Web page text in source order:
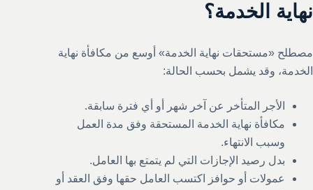
نهاية الخدمة؟
مصطلح «مستحقات نهاية الخدمة» أوسع من مكافأة نهاية
الخدمة، وقد يشمل بحسب الحالة:
الأجر المتأخر عن آخر شهر أو أي فترة سابقة.
مكافأة نهاية الخدمة المستحقة وفق مدة العمل
وسبب الانتهاء.
بدل رصيد الإجازات التي لم يتمتع بها العامل.
عمولات أو حوافز اكتسب العامل حقها وفق العقد أو